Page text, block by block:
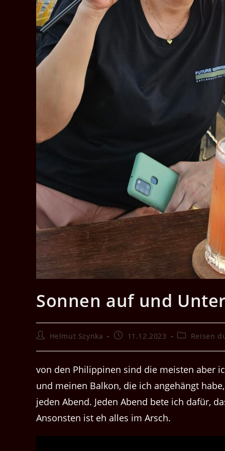
Sonnen auf und
Beitrags-
Helmut Szynka
Beitrag11.12.2023
Beitrags-
Reisen
von den Philippinen sind die meisten aber
und meinen Balkon, die ich angehängt
jeden Abend. Jeden Abend bete ich dafür,
Ansonsten ist eh alles im Arsch.